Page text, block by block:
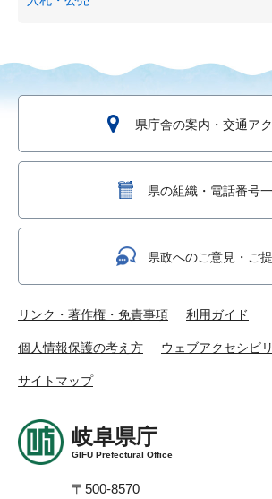
県庁舎の案内・交通ア
県の組織・電話番号
県政へのご意見・ご
リンク・著作権・免責事項 利用ガイド
個人情報保護の考え方 ウェブアクセシビ
サイトマップ
岐阜県庁
GIFU Prefectural Office
〒500-8570